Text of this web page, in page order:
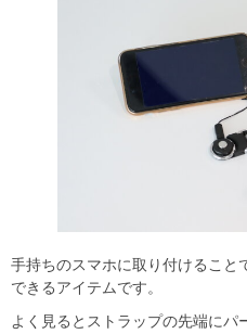
手持ちのスマホに取り付けること
できるアイテムです。
よく見るとストラップの先端にパ